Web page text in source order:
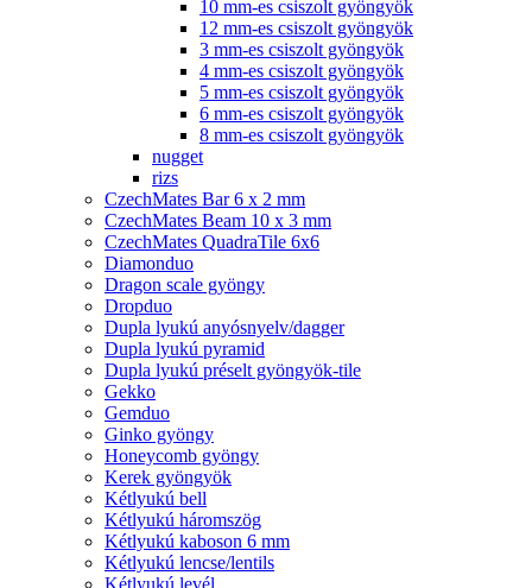
10 mm-es csiszolt gyöngyök
12 mm-es csiszolt gyöngyök
3 mm-es csiszolt gyöngyök
4 mm-es csiszolt gyöngyök
5 mm-es csiszolt gyöngyök
6 mm-es csiszolt gyöngyök
8 mm-es csiszolt gyöngyök
nugget
rizs
CzechMates Bar 6 x 2 mm
CzechMates Beam 10 x 3 mm
CzechMates QuadraTile 6x6
Diamonduo
Dragon scale gyöngy
Dropduo
Dupla lyukú anyósnyelv/dagger
Dupla lyukú pyramid
Dupla lyukú préselt gyöngyök-tile
Gekko
Gemduo
Ginko gyöngy
Honeycomb gyöngy
Kerek gyöngyök
Kétlyukú bell
Kétlyukú háromszög
Kétlyukú kaboson 6 mm
Kétlyukú lencse/lentils